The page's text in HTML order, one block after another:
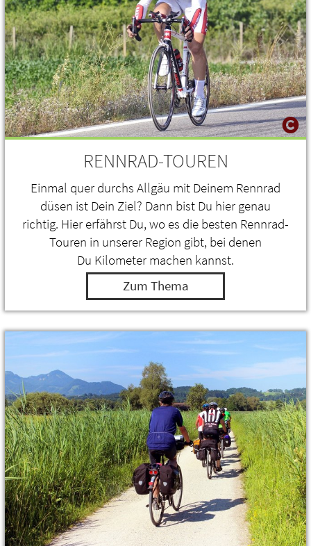
RENNRAD-TOUREN
Einmal quer durchs Allgäu mit Deinem Rennrad
düsen ist Dein Ziel? Dann bist Du hier genau
richtig. Hier erfährst Du, wo es die besten Rennrad-
Touren in unserer Region gibt, bei denen
Du Kilometer machen kannst.
Zum Thema